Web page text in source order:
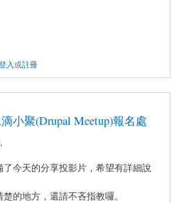
入或註冊
小聚(Drupal Meetup)報名處
了今天的分享投影片，希望有詳細說
的地方，還請不吝指教囉。